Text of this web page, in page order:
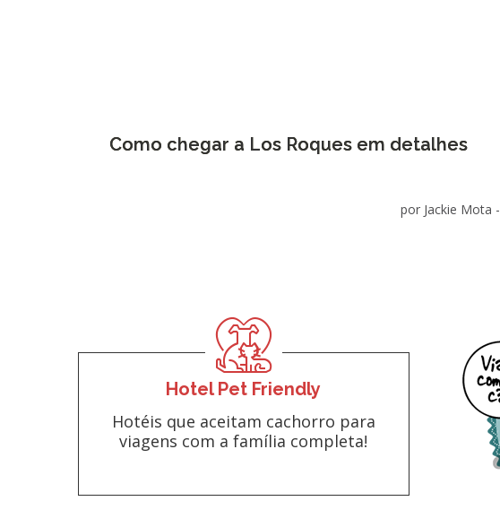
Como chegar a Los Roques em detalhes
por Jackie Mota -
Hotel Pet Friendly
Hotéis que aceitam cachorro para
viagens com a família completa!